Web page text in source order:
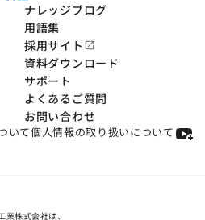
ナレッジブログ
用語集
採用サイト open_in_new
資料ダウンロード
サポート
よくあるご質問
お問い合わせ
いて個人情報の取り扱いについて
業株式会社は、